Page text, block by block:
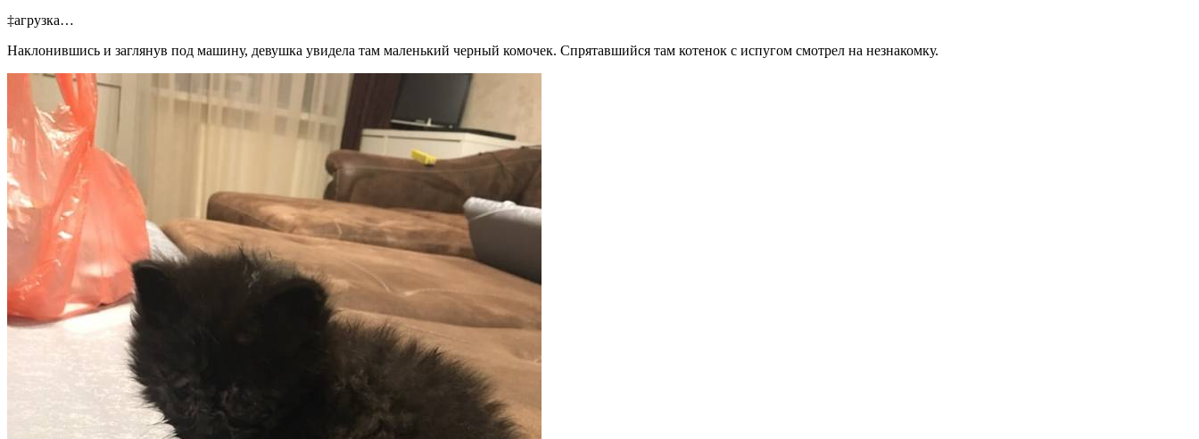
‡агрузка…
Наклонившись и заглянув под машину, девушка увидела там маленький черный комочек. Спрятавшийся там котенок с испугом смотрел на незнакомку.